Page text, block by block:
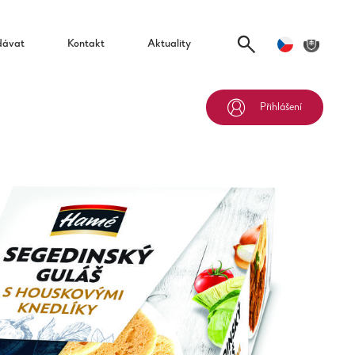
Kontakt Aktuality
Přihlášení